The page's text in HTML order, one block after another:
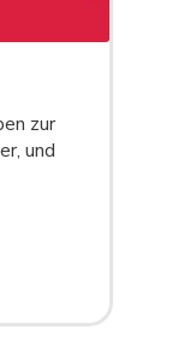
zur
und